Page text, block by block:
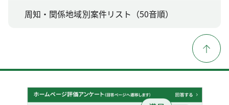
周知・関係地域別案件リスト（50音順）